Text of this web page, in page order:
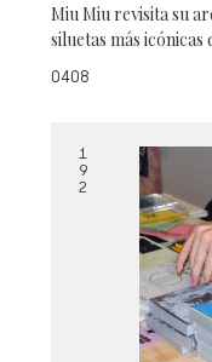
Miu Miu revisita su
siluetas más
0408
1
9
2